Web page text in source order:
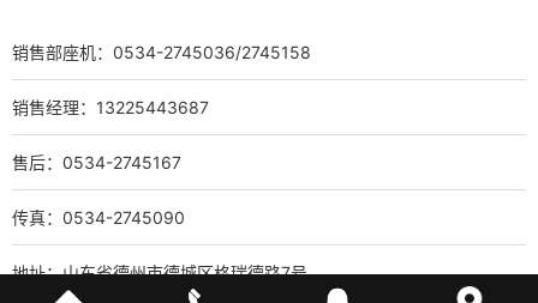
销售部座机：0534-2745036/2745158
销售经理：13225443687
售后：0534-2745167
传真：0534-2745090
地址：山东省德州市德城区格瑞德路7号